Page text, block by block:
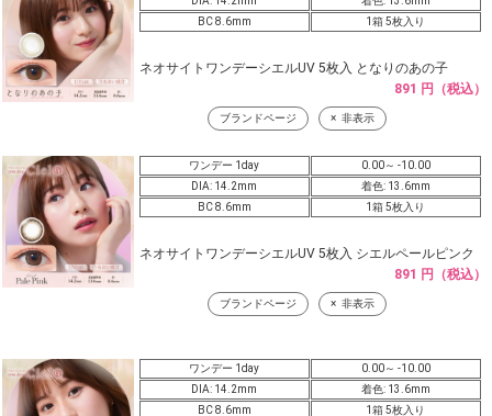
BC 8.6mm
1箱 5枚入り
ネオサイトワンデーシエルUV 5枚入 となりのあの子
891 円（税込）
ブランドページ 非表示
ワンデー 1day
0.00～ -10.00
DIA: 14.2mm
着色: 13.6mm
BC 8.6mm
1箱 5枚入り
ネオサイトワンデーシエルUV 5枚入 シエルペールピンク
891 円（税込）
ブランドページ 非表示
ワンデー 1day
0.00～ -10.00
DIA: 14.2mm
着色: 13.6mm
BC 8.6mm
1箱 5枚入り